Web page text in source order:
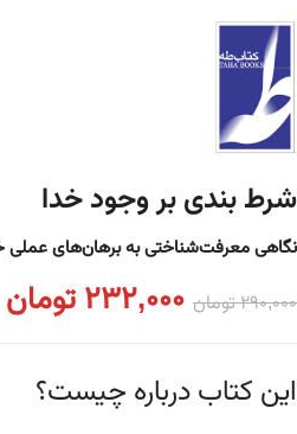
شرط ‌بندی بر وجود خدا
نگاهی معرفت‌شناختی به برهان‌های عملی
290,000تومان 232,000تومان
این کتاب درباره چیست؟